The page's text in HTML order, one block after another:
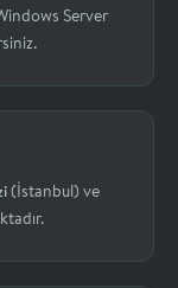
Server
(İstanbul) ve